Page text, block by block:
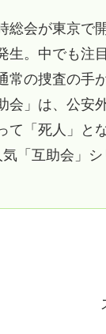
総会が東京で
生。中でも注
常の捜査の手
会」は、公安
「死人」と
「互助会」シ